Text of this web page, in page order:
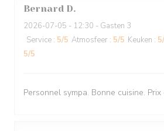
Bernard D
2026-07-05 - 12:30 - Gasten 3
Service : 5/5 Atmosfeer : 5/5 Keuken : 5
5/5
Personnel sympa. Bonne cuisine. Prix